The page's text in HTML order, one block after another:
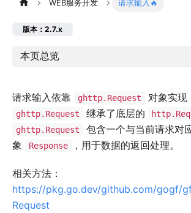
WEB服务开发 请求输入🔥
版本：2.7.x
本页总览
请求输入依靠 ghttp.Request 对象实现
ghttp.Request 继承了底层的
ghttp.Request
包含一个与当前请求对
象
Response ，用于数据的返回处理。
相关方法：
https://pkg.go.dev/github.com/gogf/
Request